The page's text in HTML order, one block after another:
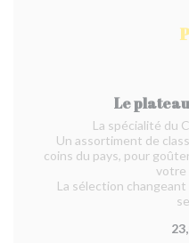
Le
La spécialité du
Un assortiment de
coins du pays, pour
votre
La sélection